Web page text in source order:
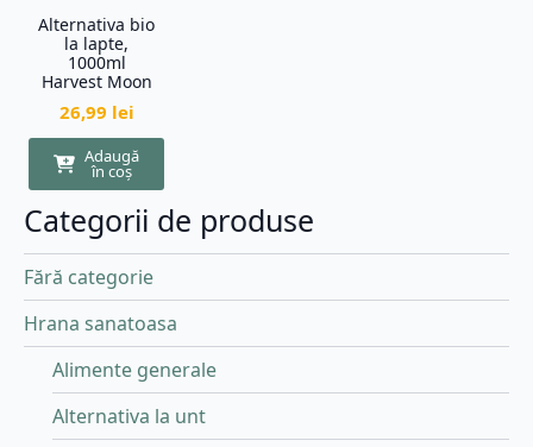
Categorii de produse
Fără categorie
Hrana sanatoasa
Alimente generale
Alternativa la unt
Alternativa bio
la lapte,
1000ml
Harvest Moon
26,99 lei
Adaugă
în coș